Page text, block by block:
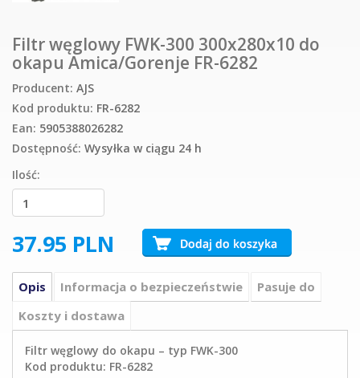
Filtr węglowy FWK-300 300x280x10 do
okapu Amica/Gorenje FR-6282
Producent: AJS
Kod produktu: FR-6282
Ean: 5905388026282
Dostępność: Wysyłka w ciągu 24 h
Ilość:
37.95 PLN
Opis Informacja o bezpieczeństwie
Pasuje do
Koszty i dostawa
Filtr węglowy do okapu – typ FWK-300
Kod produktu: FR-6282